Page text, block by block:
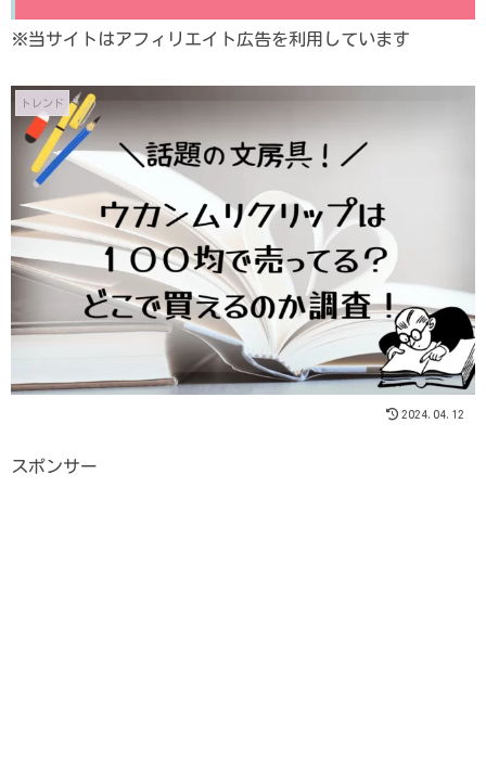
※当サイトはアフィリエイト広告を利用しています
トレンド
2024.04.12
スポンサー